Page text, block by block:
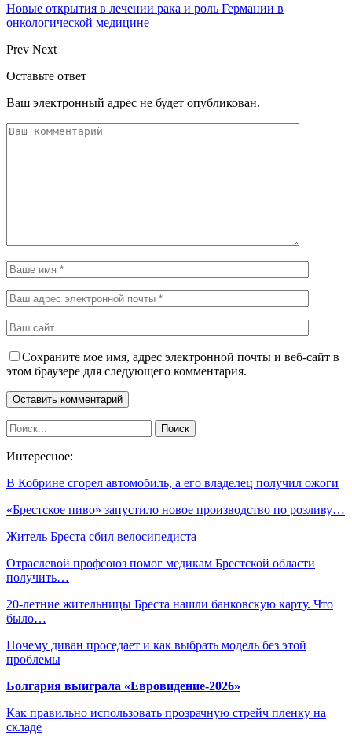
Новые открытия в лечении рака и роль Германии в
онкологической медицине
Prev Next
Оставьте ответ
Ваш электронный адрес не будет опубликован.
Сохраните мое имя, адрес электронной почты и веб-сайт в
этом браузере для следующего комментария.
Интересное:
В Кобрине сгорел автомобиль, а его владелец получил ожоги
«Брестское пиво» запустило новое производство по розливу…
Житель Бреста сбил велосипедиста
Отраслевой профсоюз помог медикам Брестской области
получить…
20-летние жительницы Бреста нашли банковскую карту. Что
было…
Почему диван проседает и как выбрать модель без этой
проблемы
Болгария выиграла «Евровидение-2026»
Как правильно использовать прозрачную стрейч пленку на
складе